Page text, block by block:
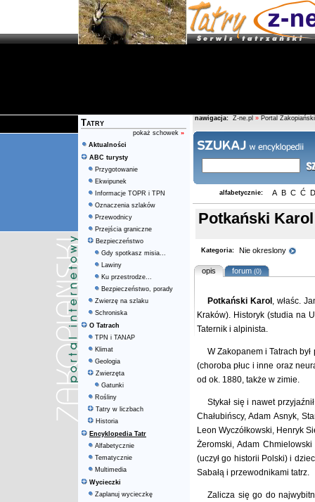
Tatry
pokaż schowek »
Aktualności
ABC turysty
Przygotowanie
Ekwipunek
Informacje TOPR i TPN
Oznaczenia szlaków
Przewodnicy
Przejścia graniczne
Bezpieczeństwo
Gdy spotkasz misia...
Lawiny
Ku przestrodze...
Bezpieczeństwo, porady
Zwierzę na szlaku
Schroniska
O Tatrach
TPN i TANAP
Klimat
Geologia
Zwierzęta
Gatunki
Rośliny
Tatry w liczbach
Historia
Encyklopedia Tatr
Alfabetycznie
Tematycznie
Multimedia
Wycieczki
Zaplanuj wycieczkę
nawigacja: Z-ne.pl » Portal Zakopiański
alfabetycznie: A B C Ć D
Potkański Karol
Kategoria: Nie okreslony
opis forum(0)
Potkański Karol , właśc.
Kraków). Historyk (studia na
Taternik i alpinista.
W Zakopanem i Tatrach
(choroba płuc i inne oraz
od ok. 1880, także w zimie.
Stykał się i nawet
Chałubińscy, Adam Asnyk,
Leon Wyczółkowski, Henryk
Żeromski, Adam
(uczył go historii Polski) i
Sabałą i przewodnikami tatrz.
Zalicza się go do